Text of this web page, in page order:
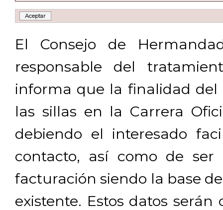
El Consejo de
responsable del
informa que la finalidad del
las sillas en la Carrera
debiendo el interesado
contacto, así como de ser
facturación siendo la base
existente. Estos datos